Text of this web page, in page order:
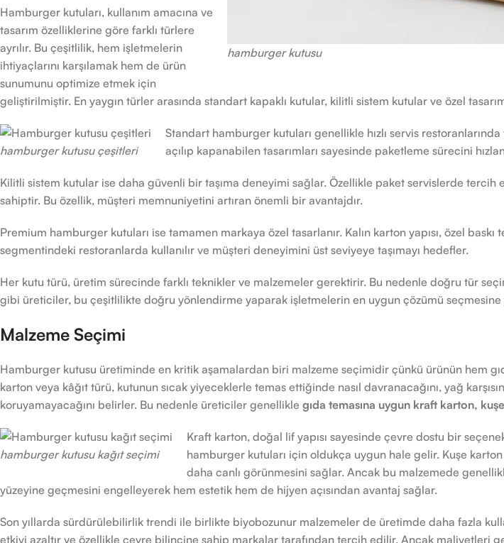
hamburger kutusu
Hamburger kutuları, kullanım amacına ve
tasarım özelliklerine göre farklı türlere
ayrılır. Bu çeşitlilik, hem işletmelerin
ihtiyaçlarını karşılamak hem de ürün
sunumunu optimize etmek için
geliştirilmiştir. En yaygın türler arasında standart kapaklı kutular, kilitli sistem kutular ve özel
hamburger kutusu çeşitleri
Standart hamburger kutuları genellikle hızlı servis
açılıp kapanabilen tasarımları sayesinde paketleme sürecini
Kilitli sistem kutular ise daha güvenli bir taşıma deneyimi sağlar. Özellikle paket servislerde tercih
sahiptir. Bu özellik, müşteri memnuniyetini artıran önemli bir avantajdır.
Premium hamburger kutuları ise tamamen markaya özel tasarlanır. Kalın karton yapısı, özel
segmentindeki restoranlarda kullanılır ve müşteri deneyimini üst seviyeye taşımayı hedefler.
Her kutu türü, üretim sürecinde farklı teknikler ve malzemeler gerektirir. Bu nedenle doğru tür
gibi üreticiler, bu çeşitlilikte doğru yönlendirme yaparak işletmelerin en uygun çözümü seçmesine
Malzeme Seçimi
Hamburger kutusu üretiminde en kritik aşamalardan biri malzeme seçimidir çünkü ürünün hem
karton veya kâğıt türü, kutunun sıcak yiyeceklerle temas ettiğinde nasıl davranacağını, yağ
koruyamayacağını belirler. Bu nedenle üreticiler genellikle gıda temasına uygun kraft karton,
hamburger kutusu kağıt seçimi
Kraft karton, doğal lif yapısı sayesinde çevre dostu bir
hamburger kutuları için oldukça uygun hale gelir. Kuşe
daha canlı görünmesini sağlar. Ancak bu malzemede
yüzeyine geçmesini engelleyerek hem estetik hem de hijyen açısından avantaj sağlar.
Son yıllarda sürdürülebilirlik trendi ile birlikte biyobozunur malzemeler de üretimde daha fazla
etkiyi azaltır ve özellikle çevre bilincine sahip markalar tarafından tercih edilir. Ancak maliyetleri